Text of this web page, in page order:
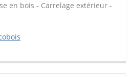
en bois - Carrelage extérieur -